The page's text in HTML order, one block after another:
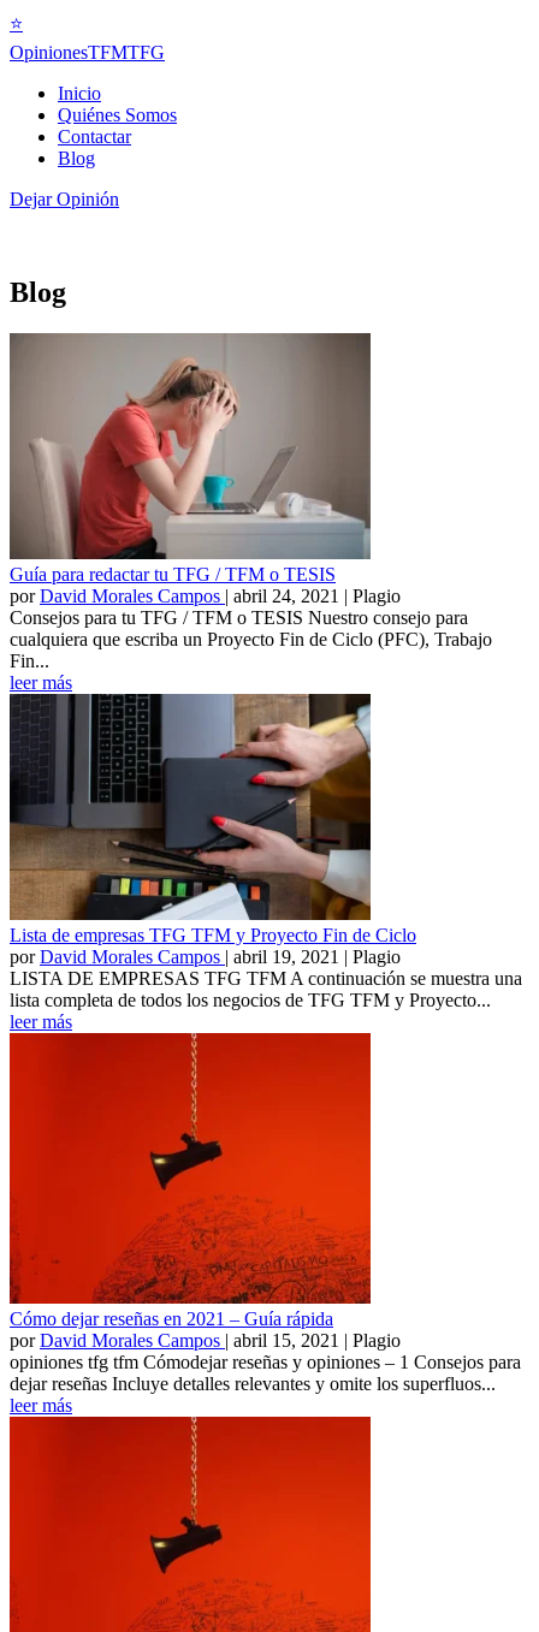
⭐
OpinionesTFMTFG
Inicio
Quiénes Somos
Contactar
Blog
Dejar Opinión
Blog
Guía para redactar tu TFG / TFM o TESIS
porDavid Morales Campos | abril 24, 2021 | Plagio
Consejos para tu TFG / TFM o TESIS Nuestro consejo para
cualquiera que escriba un Proyecto Fin de Ciclo (PFC), Trabajo
Fin...
leer más
Lista de empresas TFG TFM y Proyecto Fin de Ciclo
porDavid Morales Campos | abril 19, 2021 | Plagio
LISTA DE EMPRESAS TFG TFM A continuación se muestra una
lista completa de todos los negocios de TFG TFM y Proyecto...
leer más
Cómo dejar reseñas en 2021 – Guía rápida
porDavid Morales Campos | abril 15, 2021 | Plagio
opiniones tfg tfm Cómodejar reseñas y opiniones – 1 Consejos para
dejar reseñas Incluye detalles relevantes y omite los superfluos...
leer más